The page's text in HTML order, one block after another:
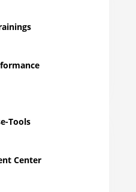
Tools
Center